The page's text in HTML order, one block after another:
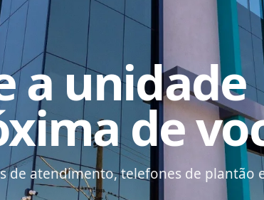
a unidade
de
de atendimento, telefones de plantão